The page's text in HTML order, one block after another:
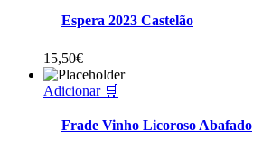
Espera 2023 Castelão
15,50€
Adicionar 🛒
Frade Vinho Licoroso Abafado